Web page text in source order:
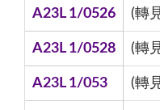
A23L 1/0526 (轉
A23L 1/0528 (轉
A23L 1/053 (轉